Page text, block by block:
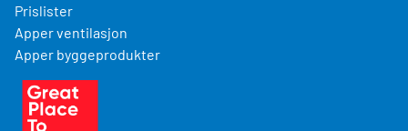
Prislister
Apper ventilasjon
Apper byggeprodukter